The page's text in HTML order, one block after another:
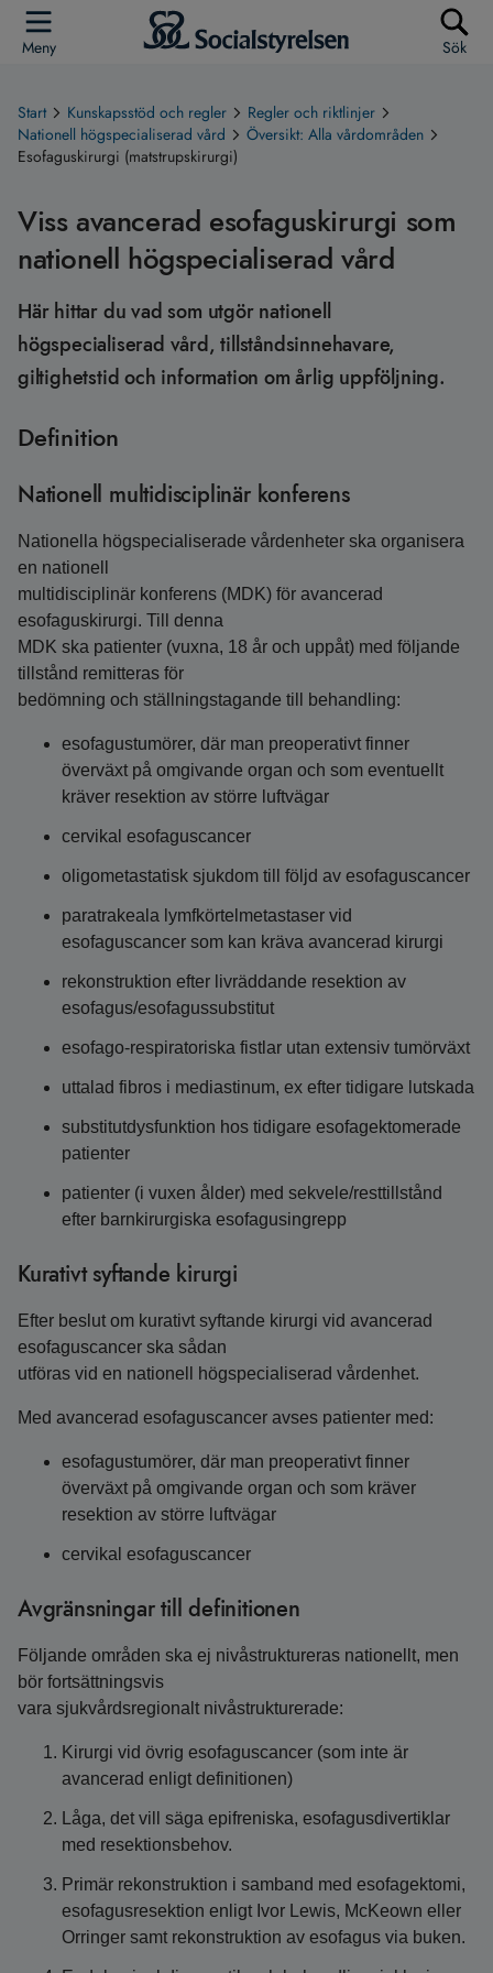
Meny Sök
Start Kunskapsstöd och regler
Regler och riktlinjer
Nationell högspecialiserad vård
Översikt: Alla vårdområden
Esofaguskirurgi (matstrupskirurgi)
Viss avancerad esofaguskirurgi som
nationell högspecialiserad vård
Här hittar du vad som utgör nationell
högspecialiserad vård, tillståndsinnehavare,
giltighetstid och information om årlig uppföljning.
Definition
Nationell multidisciplinär konferens
Nationella högspecialiserade vårdenheter ska organisera
en nationell
multidisciplinär konferens (MDK) för avancerad
esofaguskirurgi. Till denna
MDK ska patienter (vuxna, 18 år och uppåt) med följande
tillstånd remitteras för
bedömning och ställningstagande till behandling:
esofagustumörer, där man preoperativt finner
överväxt på omgivande organ och som eventuellt
kräver resektion av större luftvägar
cervikal esofaguscancer
oligometastatisk sjukdom till följd av esofaguscancer
paratrakeala lymfkörtelmetastaser vid
esofaguscancer som kan kräva avancerad kirurgi
rekonstruktion efter livräddande resektion av
esofagus/esofagussubstitut
esofago-respiratoriska fistlar utan extensiv tumörväxt
uttalad fibros i mediastinum, ex efter tidigare lutskada
substitutdysfunktion hos tidigare esofagektomerade
patienter
patienter (i vuxen ålder) med sekvele/resttillstånd
efter barnkirurgiska esofagusingrepp
Kurativt syftande kirurgi
Efter beslut om kurativt syftande kirurgi vid avancerad
esofaguscancer ska sådan
utföras vid en nationell högspecialiserad vårdenhet.
Med avancerad esofaguscancer avses patienter med:
esofagustumörer, där man preoperativt finner
överväxt på omgivande organ och som kräver
resektion av större luftvägar
cervikal esofaguscancer
Avgränsningar till definitionen
Följande områden ska ej nivåstruktureras nationellt, men
bör fortsättningsvis
vara sjukvårdsregionalt nivåstrukturerade:
Kirurgi vid övrig esofaguscancer (som inte är
avancerad enligt definitionen)
Låga, det vill säga epifreniska, esofagusdivertiklar
med resektionsbehov.
Primär rekonstruktion i samband med esofagektomi,
esofagusresektion enligt Ivor Lewis, McKeown eller
Orringer samt rekonstruktion av esofagus via buken.